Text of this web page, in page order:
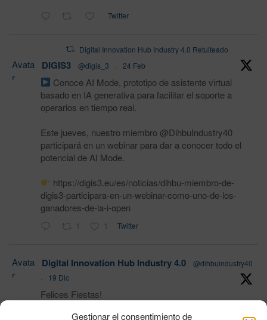
Gestionar el consentimiento de
Twitter
Digital Innovation Hub Industry 4.0 Retuiteado
Avata
r
DIGIS3 @digis_3 · 24 Feb
Conoce AI Mode, prototipo de asistente virtual
basado en IA generativa para facilitar el soporte a
operarios en tiempo real.
Este jueves, nuestro miembro @DihbuIndustry40
participará en un webinar para dar a conocer todo el
potencial de AI Mode.
https://digis3.eu/es/noticias/dihbu-miembro-de-
digis3-participara-en-un-webinar-como-uno-de-los-
ganadores-de-la-i-open
1 1 Twitter
Avata
r
Digital Innovation Hub Industry 4.0
@dihbuindustry40
·
19 Dic
Felices Fiestas!